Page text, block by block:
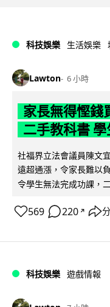
科技娛樂 生活娛樂
Lawton 6 小時
家長無得慳錢
二手教科書
社福界立法會議員陳文
遠超通漲，令家長難以
令學生無法完成功課，
569 220 ↗
科技娛樂 遊戲情報